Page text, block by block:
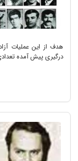
هدف از این عملیات
درگیری پیش آمده